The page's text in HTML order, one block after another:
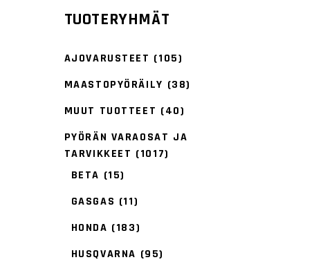
TUOTERYHMÄT
AJOVARUSTEET (105)
MAASTOPYÖRÄILY (38)
MUUT TUOTTEET (40)
PYÖRÄN VARAOSAT JA
TARVIKKEET (1017)
BETA (15)
GASGAS (11)
HONDA (183)
HUSQVARNA (95)